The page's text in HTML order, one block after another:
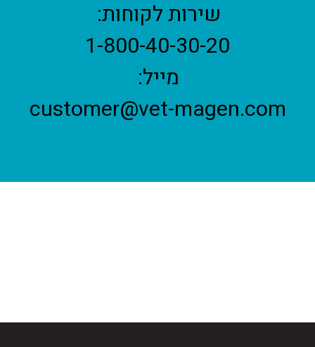
שירות לקוחות:
1-800-40-30-20
מייל:
customer@vet-magen.com